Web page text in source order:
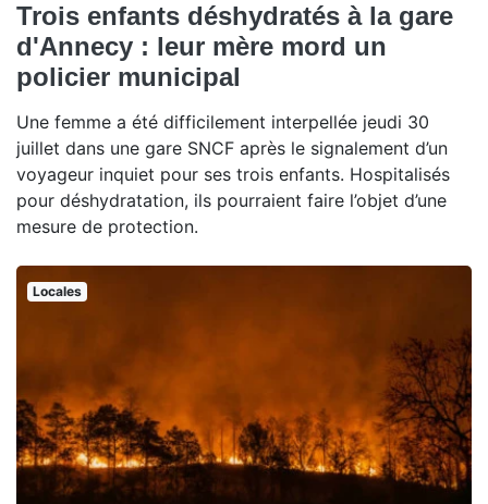
Trois enfants déshydratés à la gare
d'Annecy : leur mère mord un
policier municipal
Une femme a été difficilement interpellée jeudi 30
juillet dans une gare SNCF après le signalement d’un
voyageur inquiet pour ses trois enfants. Hospitalisés
pour déshydratation, ils pourraient faire l’objet d’une
mesure de protection.
Locales